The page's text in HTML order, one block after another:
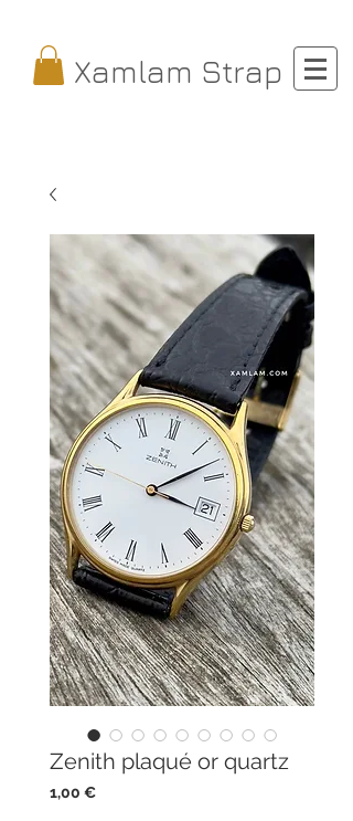
Xamlam Strap
Zenith plaqué or quartz
1,00 €Prix